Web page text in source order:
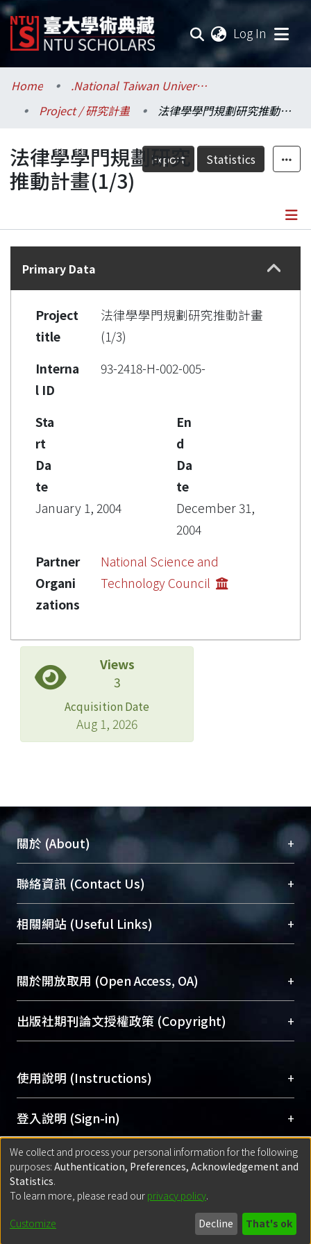
Log In
Communities & Collections
Research Outputs
Fundings & Projects
Researchers
Statistics
Home
.National Taiwan University / 國立臺灣大學
Project / 研究計畫
法律學學門規劃研究推動計畫(1/3)
Export Statistics
法律學學門規劃研究
推動計畫(1/3)
Details
Primary Data
Project
title
法律學學門規劃研究推動計畫
(1/3)
Interna
l ID
93-2418-H-002-005-
Sta
rt
Da
te
January 1, 2004
En
d
Da
te
December 31,
2004
Partner
Organi
zations
National Science and
Technology Council
Views
3
Acquisition Date
Aug 1, 2026
關於 (About) +
臺大位居世界頂尖大學之列，為永久珍藏及向國際
展現本校豐碩的研究成果及學術能量，圖書館整合
機構典藏（NTUR）與學術庫（AH）不同功能平
台，成為臺大學術典藏NTU scholars。期能整合研
成果。
To permanently archive and promote researcher
profiles and scholarly works, Library integrates the
services of “NTU Repository” with “Academic
聯絡資訊 (Contact Us) +
總館學科館員(Main Library)
醫學圖書館學科館員(Medical Library)
Sciences Library)
相關網站 (Useful Links) +
關於開放取用 (Open Access, OA) +
開放取用是從使用者角度提升資訊取用性的社會運
動，應用在學術研究上是透過將研究著作公開供使
用逐年攀升。同時可加速研究發展、提升研究影響
Archive）平台。 （點選深入了解OA）
出版社期刊論文授權政策 (Copyright) +
含部分內容的版權非匯入者所有，或由第三方贊
助與合作完成，請確認該版權所有者及第三方同
意提供此授權。
Please represent that the submission is your
original work, and that you have the right to
grant the rights to upload.
若欲上傳已出版的全文電子檔，可使用
policy finder
網站查詢，以確認出版單位之版權
政策。
使用說明 (Instructions) +
網站簡介(Quickstart Guide)
使用手冊(Instruction Manual)
線上預約服務(Booking Service)
登入說明 (Sign-in) +
方案一：臺灣大學計算機中心帳號登入
(With C&INC Email Account)
方案二：ORCID帳號登入(With ORCID)
匯入著作 (Submission) +
方案一：定期更新ORCID者，以ID匯入
for identifier (ORCID))
方案二：
(Default mode Submission)
Built withDSpace-CRIS software
- Extension maintained and optimized
We collect and process your personal information for the following
purposes: Authentication, Preferences, Acknowledgement and
Statistics.
To learn more, please read our privacy policy.
Customize Decline That's ok